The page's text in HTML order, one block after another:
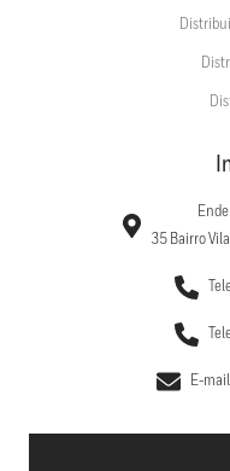
35 Bairro
E-